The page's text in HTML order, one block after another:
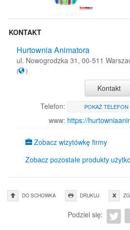
KONTAKT
Hurtownia Animatora
ul. Nowogrodzka 31, 00-511
( )
Kontakt
Telefon:
POKAŻ TELEFON
www: https://
Zobacz wizytówkę firmy
Zobacz pozostałe produkty
DO SCHOWKA DRUKUJ
Podziel się: